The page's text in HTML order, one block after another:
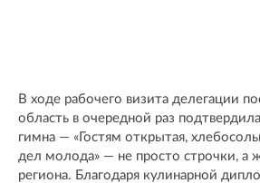
В ходе рабочего визита делегации
область в очередной раз
гимна — «Гостям открытая,
дел молода» — не просто строчки, а
региона. Благодаря кулинарной